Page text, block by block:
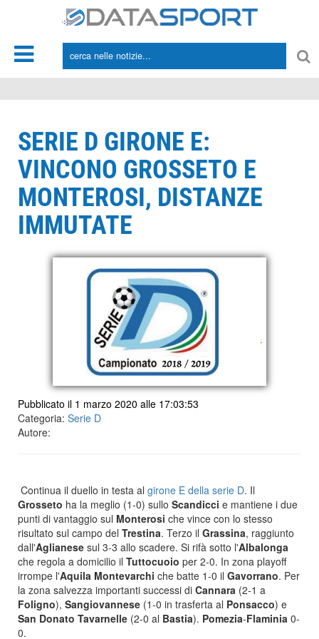
SERIE D GIRONE E:
VINCONO GROSSETO E
MONTEROSI, DISTANZE
IMMUTATE
Pubblicato il 1 marzo 2020 alle 17:03:53
Categoria: Serie D
Autore:
Continua il duello in testa al girone E della serie D. Il
Grosseto ha la meglio (1-0) sullo Scandicci e mantiene i due
punti di vantaggio sul Monterosi che vince con lo stesso
risultato sul campo del Trestina. Terzo il Grassina, raggiunto
dall'Aglianese sul 3-3 allo scadere. Si rifà sotto l'Albalonga
che regola a domicilio il Tuttocuoio per 2-0. In zona playoff
irrompe l'Aquila Montevarchi che batte 1-0 il Gavorrano. Per
la zona salvezza importanti successi di Cannara (2-1 a
Foligno), Sangiovannese (1-0 in trasferta al Ponsacco) e
San Donato Tavarnelle (2-0 al Bastia). Pomezia-Flaminia 0-
0.